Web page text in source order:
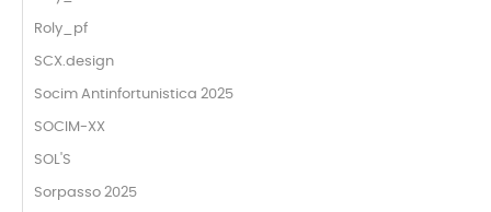
Roly_pf
SCX.design
Socim Antinfortunistica 2025
SOCIM-XX
SOL'S
Sorpasso 2025